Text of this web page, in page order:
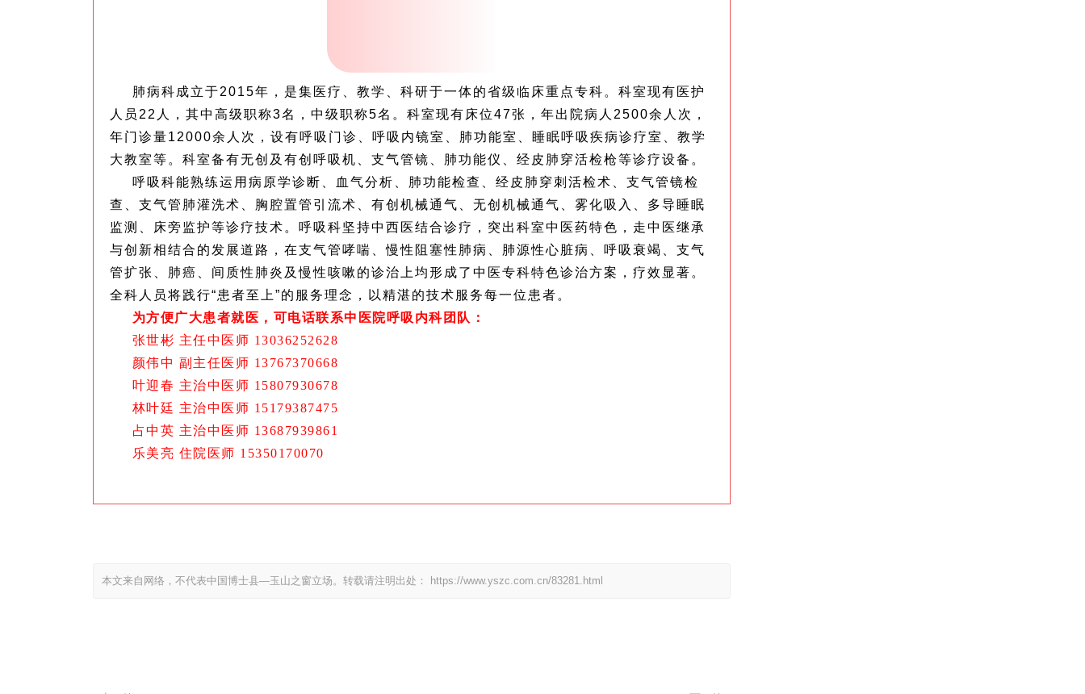
肺病科成立于2015年，是集医疗、教学、科研于一体的省级临床重点专科。科室现有医护
人员22人，其中高级职称3名，中级职称5名。科室现有床位47张，年出院病人2500余人次，
年门诊量12000余人次，设有呼吸门诊、呼吸内镜室、肺功能室、睡眠呼吸疾病诊疗室、教学
大教室等。科室备有无创及有创呼吸机、支气管镜、肺功能仪、经皮肺穿活检枪等诊疗设备。
呼吸科能熟练运用病原学诊断、血气分析、肺功能检查、经皮肺穿刺活检术、支气管镜检
查、支气管肺灌洗术、胸腔置管引流术、有创机械通气、无创机械通气、雾化吸入、多导睡眠
监测、床旁监护等诊疗技术。呼吸科坚持中西医结合诊疗，突出科室中医药特色，走中医继承
与创新相结合的发展道路，在支气管哮喘、慢性阻塞性肺病、肺源性心脏病、呼吸衰竭、支气
管扩张、肺癌、间质性肺炎及慢性咳嗽的诊治上均形成了中医专科特色诊治方案，疗效显著。
全科人员将践行“患者至上”的服务理念，以精湛的技术服务每一位患者。
为方便广大患者就医，可电话联系中医院呼吸内科团队：
张世彬 主任中医师 13036252628
颜伟中 副主任医师 13767370668
叶迎春 主治中医师 15807930678
林叶廷 主治中医师 15179387475
占中英 主治中医师 13687939861
乐美亮 住院医师 15350170070
本文来自网络，不代表中国博士县—玉山之窗立场。转载请注明出处： https://www.yszc.com.cn/83281.html